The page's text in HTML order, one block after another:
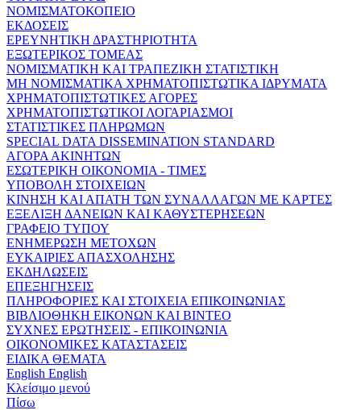
ΝΟΜΙΣΜΑΤΟΚΟΠΕΙΟ
ΕΚΔΟΣΕΙΣ
ΕΡΕΥΝΗΤΙΚΗ ΔΡΑΣΤΗΡΙΟΤΗΤΑ
ΕΞΩΤΕΡΙΚΟΣ ΤΟΜΕΑΣ
ΝΟΜΙΣΜΑΤΙΚΗ ΚΑΙ ΤΡΑΠΕΖΙΚΗ ΣΤΑΤΙΣΤΙΚΗ
ΜΗ ΝΟΜΙΣΜΑΤΙΚΑ ΧΡΗΜΑΤΟΠΙΣΤΩΤΙΚΑ ΙΔΡΥΜΑΤΑ
ΧΡΗΜΑΤΟΠΙΣΤΩΤΙΚΕΣ ΑΓΟΡΕΣ
ΧΡΗΜΑΤΟΠΙΣΤΩΤΙΚΟΙ ΛΟΓΑΡΙΑΣΜΟΙ
ΣΤΑΤΙΣΤΙΚΕΣ ΠΛΗΡΩΜΩΝ
SPECIAL DATA DISSEMINATION STANDARD
ΑΓΟΡΑ ΑΚΙΝΗΤΩΝ
ΕΣΩΤΕΡΙΚΗ ΟΙΚΟΝΟΜΙΑ - ΤΙΜΕΣ
ΥΠΟΒΟΛΗ ΣΤΟΙΧΕΙΩΝ
ΚΙΝΗΣΗ ΚΑΙ ΑΠΑΤΗ ΤΩΝ ΣΥΝΑΛΛΑΓΩΝ ΜΕ ΚΑΡΤΕΣ
ΕΞΕΛΙΞΗ ΔΑΝΕΙΩΝ ΚΑΙ ΚΑΘΥΣΤΕΡΗΣΕΩΝ
ΓΡΑΦΕΙΟ ΤΥΠΟΥ
ΕΝΗΜΕΡΩΣΗ ΜΕΤΟΧΩΝ
ΕΥΚΑΙΡΙΕΣ ΑΠΑΣΧΟΛΗΣΗΣ
ΕΚΔΗΛΩΣΕΙΣ
ΕΠΕΞΗΓΗΣΕΙΣ
ΠΛΗΡΟΦΟΡΙΕΣ ΚΑΙ ΣΤΟΙΧΕΙΑ ΕΠΙΚΟΙΝΩΝΙΑΣ
ΒΙΒΛΙΟΘΗΚΗ ΕΙΚΟΝΩΝ ΚΑΙ ΒΙΝΤΕΟ
ΣΥΧΝΕΣ ΕΡΩΤΗΣΕΙΣ - ΕΠΙΚΟΙΝΩΝΙΑ
ΟΙΚΟΝΟΜΙΚΕΣ ΚΑΤΑΣΤΑΣΕΙΣ
ΕΙΔΙΚΑ ΘΕΜΑΤΑ
English English
Κλείσιμο μενού
Πίσω